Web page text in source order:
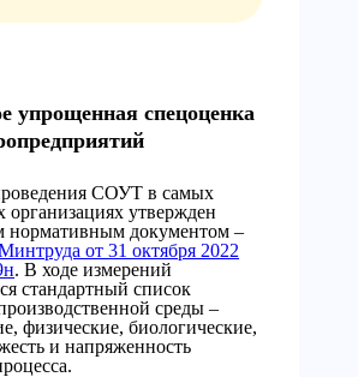
упрощенная спецоценка
СОУТ в самых
организациях утвержден
нормативным документом –
от 31 октября 2022
. В ходе измерений
стандартный список
среды –
физические, биологические,
и напряженность